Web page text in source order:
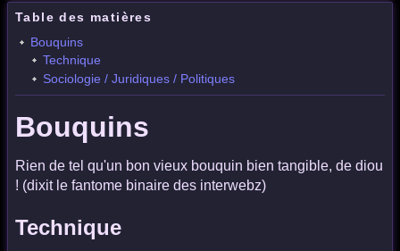
Table des matières
Bouquins
Technique
Sociologie / Juridiques / Politiques
Bouquins
Rien de tel qu'un bon vieux bouquin bien tangible, de diou
! (dixit le fantome binaire des interwebz)
Technique